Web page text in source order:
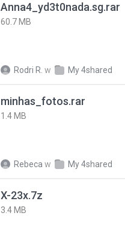
Anna4_yd3t0nada.sg.rar
60.7 MB
Rodri R. w My 4shared
minhas_fotos.rar
1.4 MB
Rebeca w My 4shared
X-23x.7z
3.4 MB